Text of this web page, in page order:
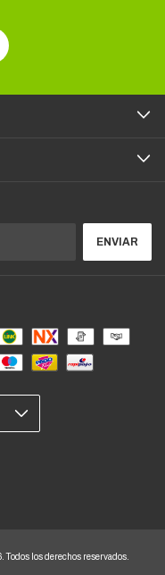
Todos los derechos reservados.